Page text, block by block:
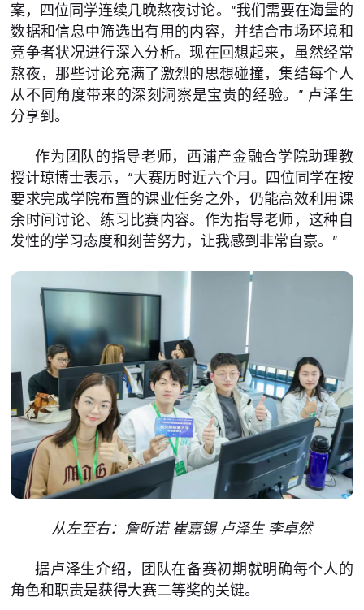
案，四位同学连续几晚熬夜讨论。“我们需要在海量的
数据和信息中筛选出有用的内容，并结合市场环境和
竞争者状况进行深入分析。现在回想起来，虽然经常
熬夜，那些讨论充满了激烈的思想碰撞，集结每个人
从不同角度带来的深刻洞察是宝贵的经验。” 卢泽生
分享到。
作为团队的指导老师，西浦产金融合学院助理教
授计琼博士表示，“大赛历时近六个月。四位同学在按
要求完成学院布置的课业任务之外，仍能高效利用课
余时间讨论、练习比赛内容。作为指导老师，这种自
发性的学习态度和刻苦努力，让我感到非常自豪。”
从左至右：詹昕诺 崔嘉锡 卢泽生 李卓然
据卢泽生介绍，团队在备赛初期就明确每个人的
角色和职责是获得大赛二等奖的关键。